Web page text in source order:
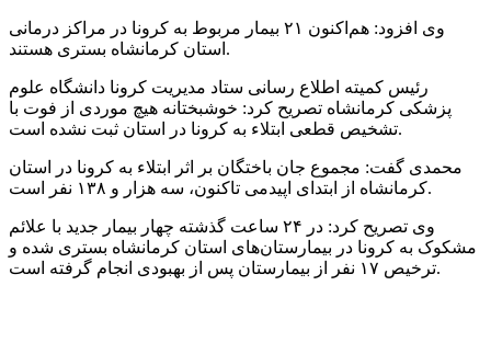
وی افزود: هم‌اکنون ۲۱ بیمار مربوط به کرونا در مراکز درمانی
استان کرمانشاه بستری هستند.
رئیس کمیته اطلاع رسانی ستاد مدیریت کرونا دانشگاه علوم
پزشکی کرمانشاه تصریح کرد: خوشبختانه هیچ موردی از فوت با
تشخیص قطعی ابتلاء به کرونا در استان ثبت نشده است.
محمدی گفت: مجموع جان باختگان بر اثر ابتلاء به کرونا در استان
کرمانشاه از ابتدای اپیدمی تاکنون، سه هزار و ۱۳۸ نفر است.
وی تصریح کرد: در ۲۴ ساعت گذشته چهار بیمار جدید با علائم
مشکوک به کرونا در بیمارستان‌های استان کرمانشاه بستری شده و
ترخیص ۱۷ نفر از بیمارستان پس از بهبودی انجام گرفته است.